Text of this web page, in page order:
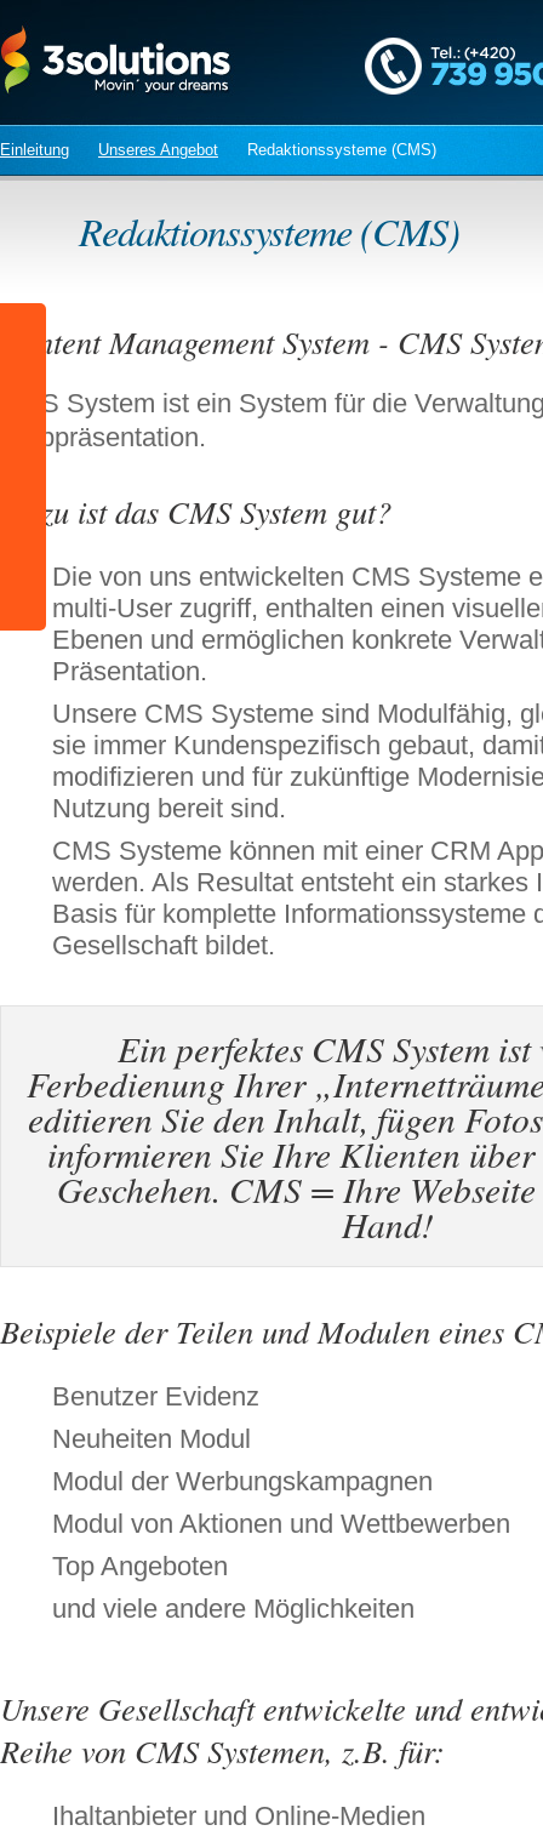
Einleitung Unseres Angebot Redaktionssysteme (CMS)
Redaktionssysteme (CMS)
Content Management System - CMS
CMS System ist ein System für die
Webpräsentation.
Wozu ist das CMS System gut?
Die von uns entwickelten CMS Systeme
multi-User zugriff, enthalten einen
Ebenen und ermöglichen konkrete
Präsentation.
Unsere CMS Systeme sind Modulfähig,
sie immer Kundenspezifisch gebaut,
modifizieren und für zukünftige
Nutzung bereit sind.
CMS Systeme können mit einer CRM
werden. Als Resultat entsteht ein starkes
Basis für komplette Informationssysteme
Gesellschaft bildet.
Ein perfektes CMS System
Ferbedienung Ihrer
editieren Sie den Inhalt, fügen
informieren Sie Ihre Klienten
Geschehen. CMS = Ihre
Hand!
Beispiele der Teilen und Modulen eines
Benutzer Evidenz
Neuheiten Modul
Modul der Werbungskampagnen
Modul von Aktionen und Wettbewerben
Top Angeboten
und viele andere Möglichkeiten
Unsere Gesellschaft entwickelte und
Reihe von CMS Systemen, z.B. für:
Ihaltanbieter und Online-Medien